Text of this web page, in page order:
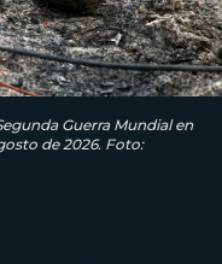
Guerra Mundial en
de 2026. Foto: